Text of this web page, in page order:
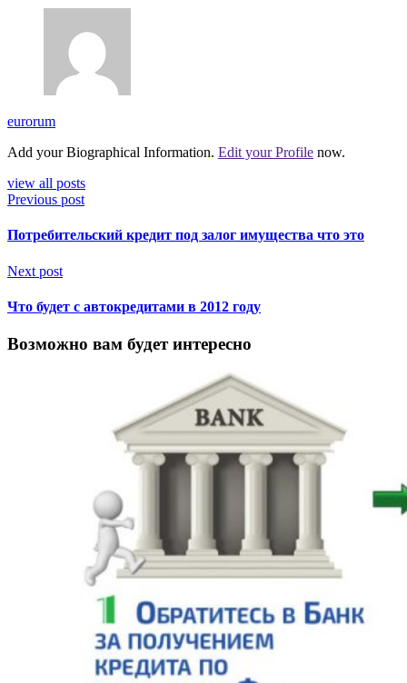
eurorum
Add your Biographical Information. Edit your Profile now.
view all posts
Previous post
Потребительский кредит под залог имущества что это
Next post
Что будет с автокредитами в 2012 году
Возможно вам будет интересно